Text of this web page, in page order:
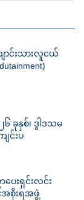
ာင်းသားလူငယ်
ခုနှစ်၊ ဒွါဒသမ
င်းပ
းရှင်းလင်း
အစိုးရအဖွဲ့